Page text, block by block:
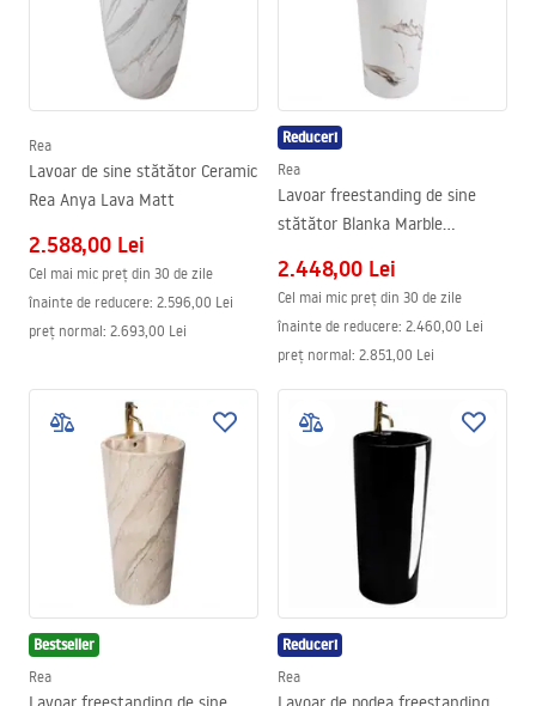
Rea
Lavoar de sine stătător Ceramic
Rea Anya Lava Matt
2.588,00 Lei
Cel mai mic preț din 30 de zile
înainte de reducere: 2.596,00 Lei
preț normal: 2.693,00 Lei
Reduceri
Rea
Lavoar freestanding de sine
stătător Blanka Marble
2.448,00 Lei
Cel mai mic preț din 30 de zile
înainte de reducere: 2.460,00 Lei
preț normal: 2.851,00 Lei
Bestseller
Rea
Reduceri
Rea